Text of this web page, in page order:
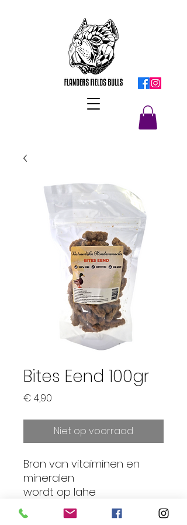
Bites Eend 100gr
€ 4,90
Niet op voorraad
Bron van vitaiminen en
mineralen
wordt op lahe
temperatuur gedroogd
zodat voedinbsstoffen,